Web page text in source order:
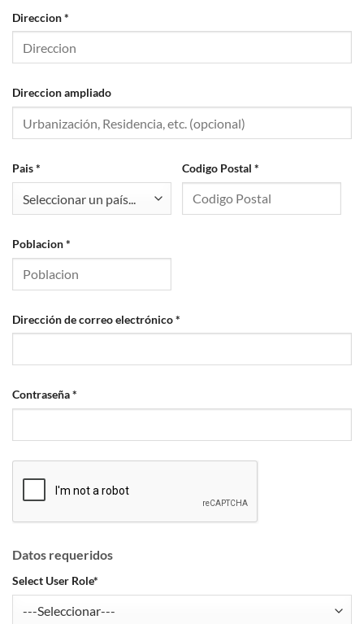
Direccion*
Direccion ampliado
Pais*
Seleccionar un país...
Codigo Postal *
Poblacion*
Dirección de correo electrónico*
Contraseña*
Datos requeridos
Select User Role*